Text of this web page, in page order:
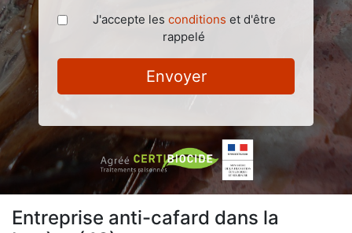
J'accepte les conditions et d'être
rappelé
Envoyer
Entreprise anti-cafard dans la